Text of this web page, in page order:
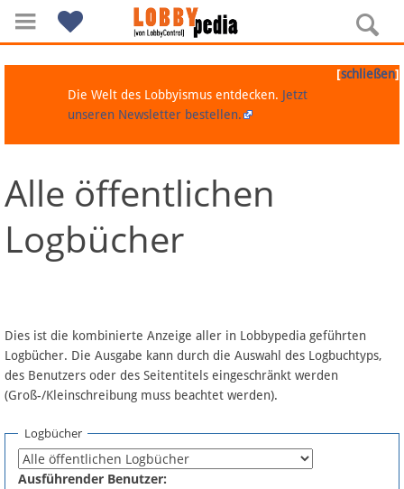
Navigation
Über Lobbypedia
Artikel nach Kategorien
FAQ
Fördermitglied werden
[schließen]
Die Welt des Lobbyismus entdecken. Jetzt
unseren Newsletter bestellen.
Alle öffentlichen
Logbücher
Dies ist die kombinierte Anzeige aller in Lobbypedia geführten
Logbücher. Die Ausgabe kann durch die Auswahl des Logbuchtyps,
des Benutzers oder des Seitentitels eingeschränkt werden
(Groß-/Kleinschreibung muss beachtet werden).
Logbücher
Ausführender Benutzer: